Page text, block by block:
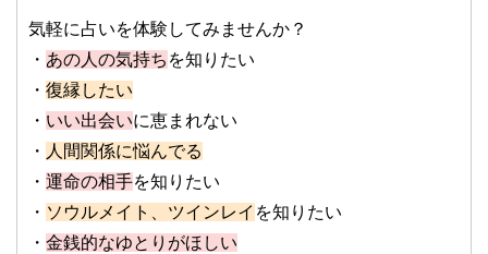
気軽に占いを体験してみませんか？
・ あの人の気持ち を知りたい
・ 復縁したい
・ いい出会いに恵まれない
・ 人間関係に悩んでる
・ 運命の相手を知りたい
・ ソウルメイト、ツインレイ を知りたい
・ 金銭的なゆとりがほしい